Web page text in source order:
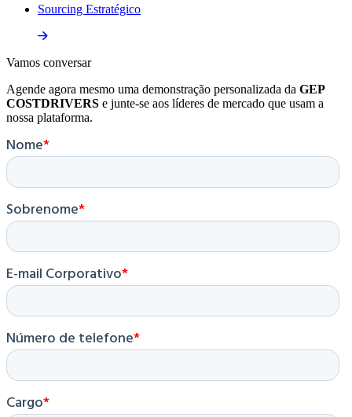
Sourcing Estratégico
Vamos conversar
Agende agora mesmo uma demonstração personalizada da GEP
COSTDRIVERS e junte-se aos líderes de mercado que usam a
nossa plataforma.